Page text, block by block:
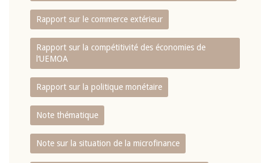
Rapport sur le commerce extérieur
Rapport sur la compétitivité des économies de
l‘UEMOA
Rapport sur la politique monétaire
Note thématique
Note sur la situation de la microfinance